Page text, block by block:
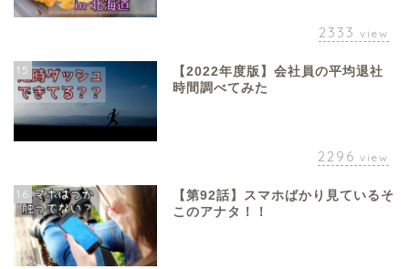
2333 view
15
【2022年度版】会社員の平均退社
時間調べてみた
2296 view
16
【第92話】スマホばかり見ているそ
このアナタ！！